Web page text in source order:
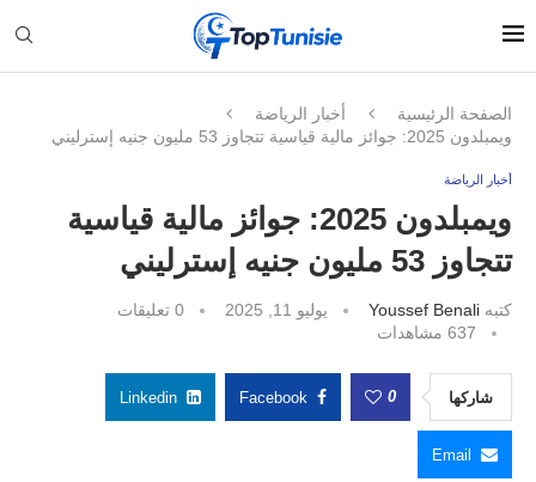
الصفحة الرئيسية
أخبار الرياضة
ويمبلدون 2025: جوائز مالية قياسية تتجاوز 53 مليون جنيه إسترليني
أخبار الرياضة
ويمبلدون 2025: جوائز مالية قياسية
تتجاوز 53 مليون جنيه إسترليني
كتبه Youssef Benali يوليو 11, 2025
0 تعليقات
637 مشاهدات
شاركها 0
Facebook
Linkedin
Email